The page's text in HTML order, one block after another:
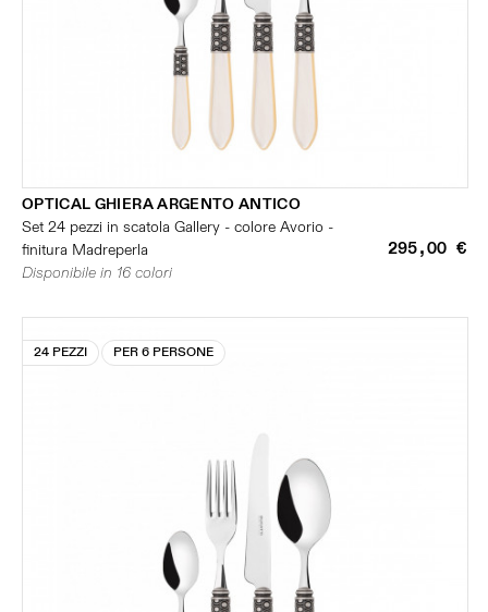
OPTICAL GHIERA ARGENTO ANTICO
Set 24 pezzi in scatola Gallery - colore Avorio -
finitura Madreperla
295,00 €
Disponibile in 16 colori
24 PEZZI PER 6 PERSONE